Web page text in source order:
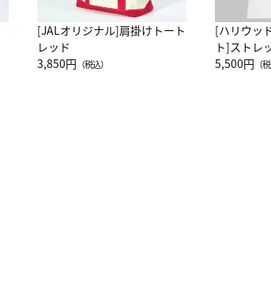
[JALオリジナル]肩掛けトート
レッド
3,850円 （税込）
[ハリウッ
ト]ストレ
ーネック
5,500円 （